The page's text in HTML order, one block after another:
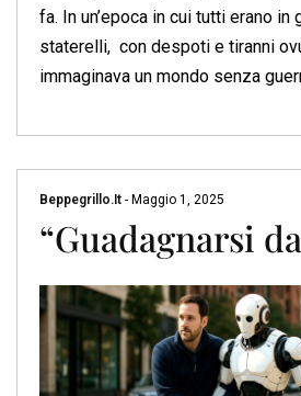
fa. In un’epoca in cui tutti erano in
staterelli, con despoti e tiranni
immaginava un mondo senza
Beppegrillo.it - Maggio 1, 2025
“Guadagnarsi